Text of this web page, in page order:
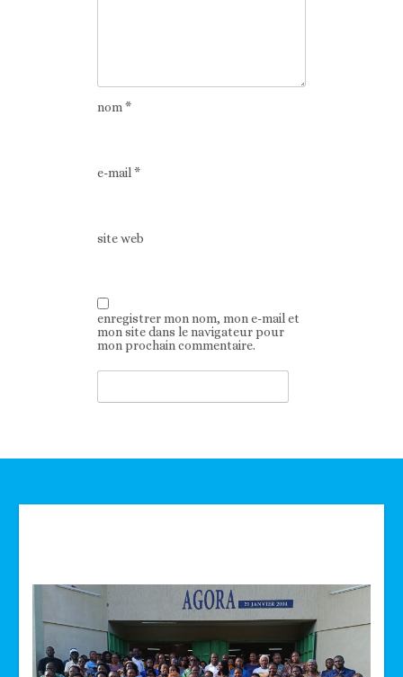
nom*
e-mail*
site web
enregistrer mon nom, mon e-mail et
mon site dans le navigateur pour
mon prochain commentaire.